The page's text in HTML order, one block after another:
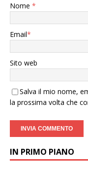
Nome *
Email*
Sito web
Salva il mio nome,
la prossima volta che
IN PRIMO PIANO